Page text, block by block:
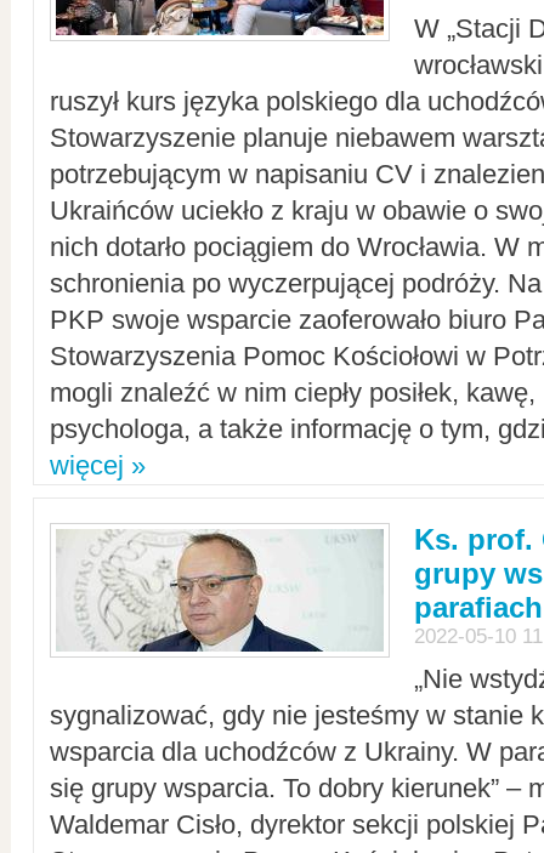
W „Stacji
ruszył kurs języka polskiego dla
Stowarzyszenie planuje niebawem
potrzebującym w napisaniu CV i
Ukraińców uciekło z kraju w obawie o
nich dotarło pociągiem do Wrocławia. W
schronienia po wyczerpującej podróży.
PKP swoje wsparcie zaoferowało biuro
Stowarzyszenia Pomoc Kościołowi w
mogli znaleźć w nim ciepły posiłek,
psychologa, a także informację o tym,
więcej »
Ks. prof.
grupy
parafiach
2022-05-10
„Nie
sygnalizować, gdy nie jesteśmy w stanie
wsparcia dla uchodźców z Ukrainy. W
się grupy wsparcia. To dobry kierunek” –
Waldemar Cisło, dyrektor sekcji polskiej